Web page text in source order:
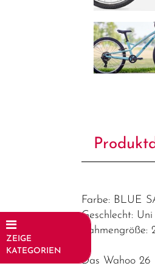
ZEIGE
KATEGORIEN
Farbe: BLUE
Geschlecht: Uni
Das Wahoo